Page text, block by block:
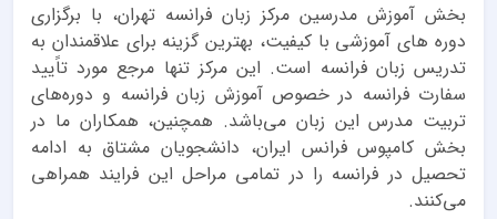
بخش آموزش مدرسین مرکز زبان فرانسه تهران، با برگزاری
دوره های آموزشی با کیفیت، بهترین گزینه برای علاقمندان به
تدریس زبان فرانسه است. این مرکز تنها مرجع مورد تاًیید
سفارت فرانسه در خصوص آموزش زبان فرانسه و دوره‌های
تربیت مدرس این زبان می‌باشد. همچنین، همکاران ما در
بخش کامپوس فرانس ایران، دانشجویان مشتاق به ادامه
تحصیل در فرانسه را در تمامی مراحل این فرایند همراهی
می‌‌کنند.